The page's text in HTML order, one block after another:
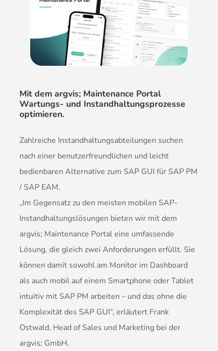
Mit dem argvis; Maintenance Portal
Wartungs- und Instandhaltungsprozesse
optimieren.
Zahlreiche Instandhaltungsabteilungen suchen
nach einer benutzerfreundlichen und leicht
bedienbaren Alternative zum SAP GUI für SAP PM
/ SAP EAM.
„Im Gegensatz zu den meisten mobilen SAP-
Instandhaltungslösungen bieten wir mit dem
argvis; Maintenance Portal eine umfassende
Lösung, die gleich zwei Anforderungen erfüllt. Sie
können damit sowohl am Monitor im Dashboard
als auch mobil auf einem Smartphone oder Tablet
intuitiv mit SAP PM arbeiten – und das ohne die
Komplexität des SAP GUI“, erläutert Frank
Ostwald, Head of Sales und Marketing bei der
argvis; GmbH.